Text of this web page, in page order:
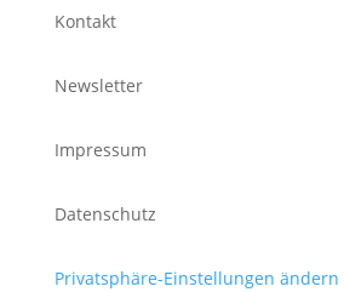
Kontakt
Newsletter
Impressum
Datenschutz
Privatsphäre-Einstellungen ändern